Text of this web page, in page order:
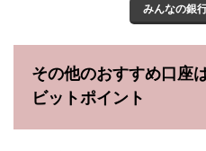
みんなの銀
その他のおすすめ口座
ビットポイント